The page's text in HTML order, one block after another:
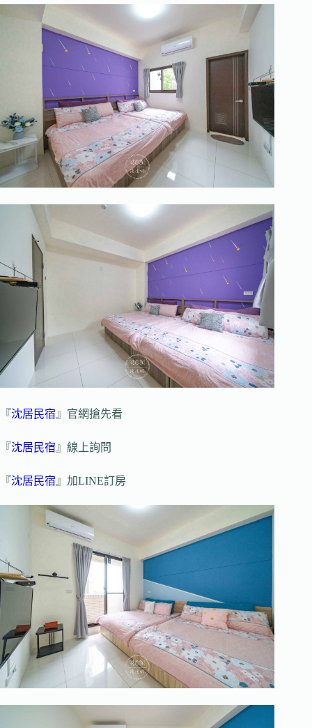
『沈居民宿 』官網搶先看
『沈居民宿 』線上詢問
『沈居民宿 』加LINE訂房